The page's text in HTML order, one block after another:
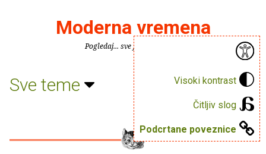
Visoki kontrast
Čitljiv slog
Podcrtane poveznice
Moderna vremena
Pogledaj... sve je puno knjiga.
Sve teme